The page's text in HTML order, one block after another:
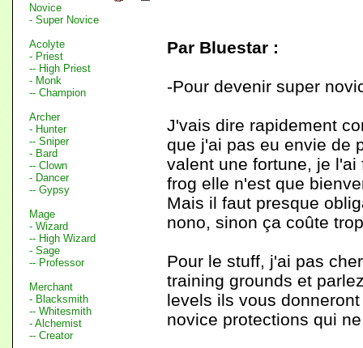
Novice
- Super Novice
Acolyte
- Priest
-- High Priest
- Monk
-- Champion
Archer
- Hunter
-- Sniper
- Bard
-- Clown
- Dancer
-- Gypsy
Mage
- Wizard
-- High Wizard
- Sage
-- Professor
Merchant
- Blacksmith
-- Whitesmith
- Alchemist
-- Creator
Par Bluestar :
-Pour devenir super
J'vais dire rapidement
que j'ai pas eu envie de
valent une fortune, je
frog elle n'est que
Mais il faut presque
nono, sinon ça coûte
Pour le stuff, j'ai pas
training grounds et
levels ils vous
novice protections qui